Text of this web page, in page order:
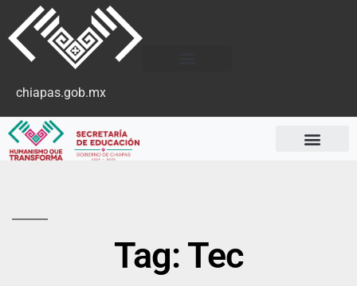
chiapas.gob.mx
Tag: Tec